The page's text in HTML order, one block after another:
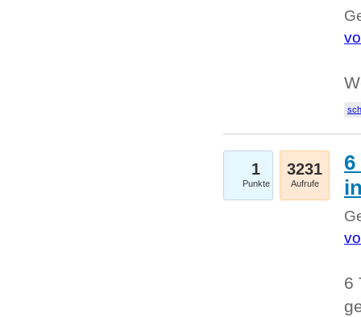
1
Punkte
3231
Aufrufe
6